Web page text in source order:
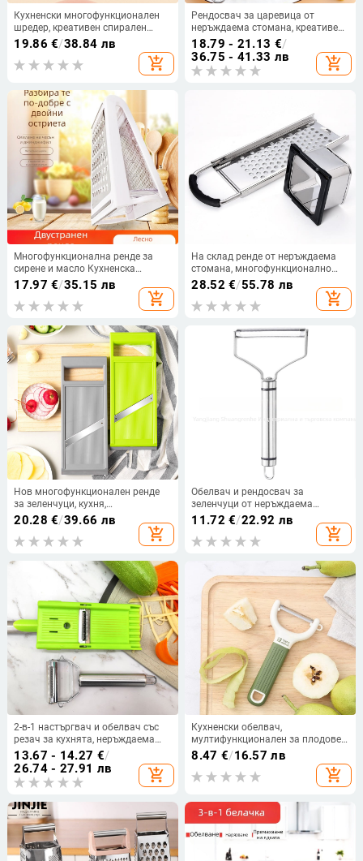
Кухненски многофункционален
шредер, креативен спирален
шредер, ротационен шредер,
ренде за зеленчуци, лого за печат
19.86 €/38.84 лв
add_shopping_cart
Рендосвач за царевица от
неръждаема стомана, креативен
многофункционален вършитбен
артефакт, сепаратор за
царевично зърно, домакински
кухненски инструменти,
18.79 - 21.13 €/
36.75 - 41.33 лв
add_shopping_cart
Многофункционална ренде за
сирене и масло Кухненска
джаджа Двустранно вертикално
ренде за картофи и сирене за
зеленчуци и плодове
17.97 €/35.15 лв
add_shopping_cart
На склад ренде от неръждаема
стомана, многофункционално
ренде за повърхностни пъпки,
машина за юфка, машина за
повърхностни пъпки
28.52 €/55.78 лв
add_shopping_cart
Нов многофункционален ренде
за зеленчуци, кухня,
домакинство, плодове,
зеленчуци, репички, картофи,
краставица, ренде
20.28 €/39.66 лв
add_shopping_cart
Обелвач и рендосвач за
зеленчуци от неръждаема
стомана, многофункционален,
430+420J2, модел PEL-198
11.72 €/22.92 лв
add_shopping_cart
2-в-1 настъргвач и обелвач със
резач за кухнята, неръждаема
стомана, за домашна употреба,
обработка и персонализация
налични
13.67 - 14.27 €/
26.74 - 27.91 лв
add_shopping_cart
Кухненски обелвач,
мултифункционален за плодове
и зеленчуци, 420J2 нож и TPR
дръжка, модерен
минималистичен дизайн
8.47 €/16.57 лв
add_shopping_cart